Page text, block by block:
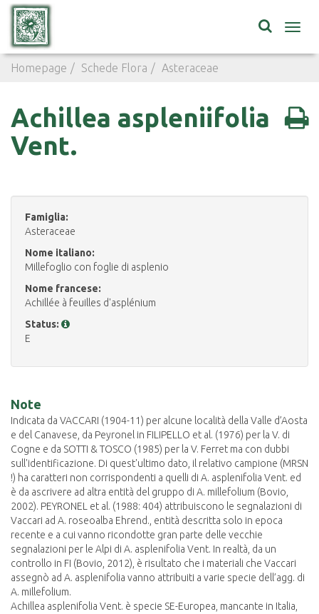
Homepage Schede Flora Asteraceae
Achillea aspleniifolia
Vent.
Famiglia:
Asteraceae
Nome italiano:
Millefoglio con foglie di asplenio
Nome francese:
Achillée à feuilles d'asplénium
Status:
E
Note
Indicata da VACCARI (1904-11) per alcune località della Valle d’Aosta
e del Canavese, da Peyronel in FILIPELLO et al. (1976) per la V. di
Cogne e da SOTTI & TOSCO (1985) per la V. Ferret ma con dubbi
sull'identificazione. Di quest'ultimo dato, il relativo campione (MRSN
!) ha caratteri non corrispondenti a quelli di A. asplenifolia Vent. ed
è da ascrivere ad altra entità del gruppo di A. millefolium (Bovio,
2002). PEYRONEL et al. (1988: 404) attribuiscono le segnalazioni di
Vaccari ad A. roseoalba Ehrend., entità descritta solo in epoca
recente e a cui vanno ricondotte gran parte delle vecchie
segnalazioni per le Alpi di A. asplenifolia Vent. In realtà, da un
controllo in FI (Bovio, 2012), è risultato che i materiali che Vaccari
assegnò ad A. asplenifolia vanno attribuiti a varie specie dell’agg. di
A. millefolium.
Achillea asplenifolia Vent. è specie SE-Europea, mancante in Italia,